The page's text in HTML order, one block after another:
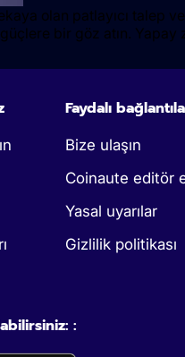
olan patlayıcı
bir göz atın. Yapay
Faydalı
Bize ulaşın
Coinaute editör
Yasal uyarılar
Gizlilik politikası
: